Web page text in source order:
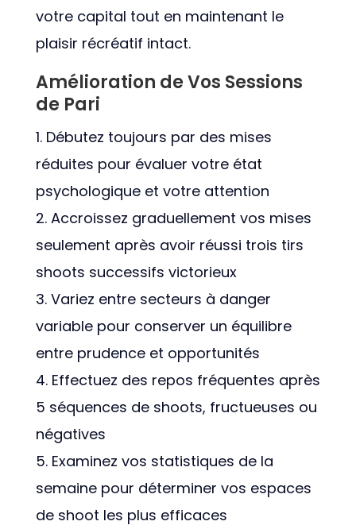
votre capital tout en maintenant le
plaisir récréatif intact.
Amélioration de Vos Sessions
de Pari
Débutez toujours par des mises
réduites pour évaluer votre état
psychologique et votre attention
Accroissez graduellement vos mises
seulement après avoir réussi trois tirs
shoots successifs victorieux
Variez entre secteurs à danger
variable pour conserver un équilibre
entre prudence et opportunités
Effectuez des repos fréquentes après
5 séquences de shoots, fructueuses ou
négatives
Examinez vos statistiques de la
semaine pour déterminer vos espaces
de shoot les plus efficaces